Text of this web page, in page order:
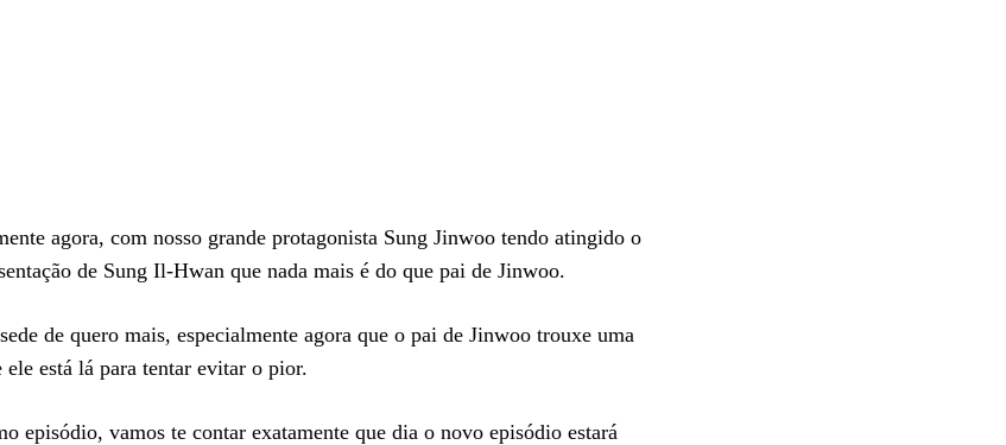
agora, com nosso grande protagonista Sung Jinwoo tendo atingido o
de Sung Il-Hwan que nada mais é do que pai de Jinwoo.
de quero mais, especialmente agora que o pai de Jinwoo trouxe uma
está lá para tentar evitar o pior.
episódio, vamos te contar exatamente que dia o novo episódio estará